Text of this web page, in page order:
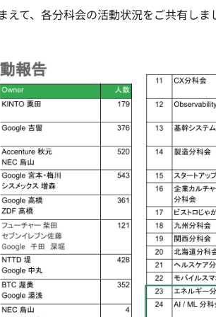
えて、各分科会の活動状況をご共有しま